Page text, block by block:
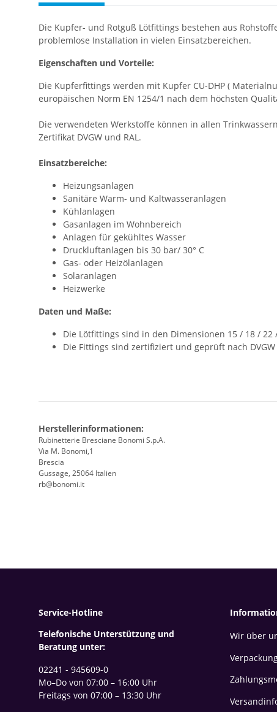
Die Kupfer- und Rotguß Lötfittings bestehen aus
problemlose Installation in vielen Einsatzbereichen.
Eigenschaften und Vorteile:
Die Kupferfittings werden mit Kupfer CU-DHP (
europäischen Norm EN 1254/1 nach dem höchsten
Die verwendeten Werkstoffe können in allen
Zertifikat DVGW und RAL.
Einsatzbereiche:
Heizungsanlagen
Sanitäre Warm- und Kaltwasseranlagen
Kühlanlagen
Gasanlagen im Wohnbereich
Anlagen für gekühltes Wasser
Druckluftanlagen bis 30 bar/ 30° C
Gas- oder Heizölanlagen
Solaranlagen
Heizwerke
Daten und Maße:
Die Lötfittings sind in den Dimensionen 15 / 18 / 22
Die Fittings sind zertifiziert und geprüft nach DVGW
Herstellerinformationen:
Rubinetterie Bresciane Bonomi S.p.A.
Via M. Bonomi,1
Brescia
Gussage, 25064 Italien
rb@bonomi.it
Service-Hotline
Telefonische Unterstützung und
Beratung unter:
02241 - 945609-0
Mo–Do von 07:00 – 16:00 Uhr
Freitags von 07:00 – 13:30 Uhr
Wir über